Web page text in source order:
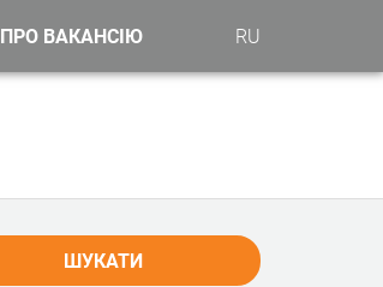
ПРО ВАКАНСІЮ RU
ШУКАТИ